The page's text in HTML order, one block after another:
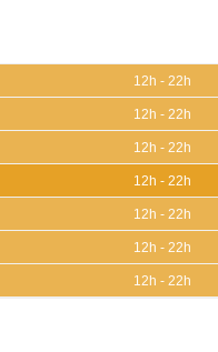
12h - 22h
12h - 22h
12h - 22h
12h - 22h
12h - 22h
12h - 22h
12h - 22h